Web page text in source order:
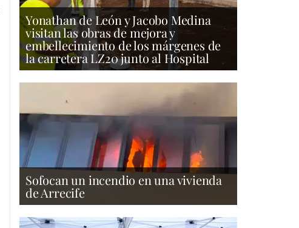
Yonathan de León y Jacobo Medina
visitan las obras de mejora y
embellecimiento de los márgenes de
la carretera LZ20 junto al Hospital
Sofocan un incendio en una vivienda
de Arrecife